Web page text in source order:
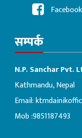
Facebook
सम्पर्क
N.P. Sanchar Pvt.
Kathmandu, Nepal
Email:
Mob :9851187493